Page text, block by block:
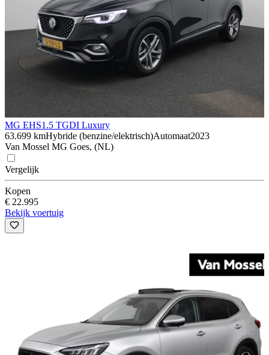
MG EHS1.5 TGDI Luxury
63.699 kmHybride (benzine/elektrisch)Automaat2023
Van Mossel MG Goes, (NL)
Vergelijk
Kopen
€ 22.995
Bekijk voertuig